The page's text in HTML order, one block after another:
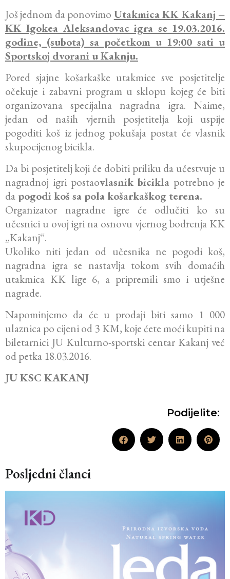
Još jednom da ponovimo Utakmica KK Kakanj –
KK Igokea Aleksandovac igra se 19.03.2016.
godine, (subota) sa početkom u 19:00 sati u
Sportskoj dvorani u Kaknju.
Pored sjajne košarkaške utakmice sve posjetitelje
očekuje i zabavni program u sklopu kojeg će biti
organizovana specijalna nagradna igra. Naime,
jedan od naših vjernih posjetitelja koji uspije
pogoditi koš iz jednog pokušaja postat će vlasnik
skupocijenog bicikla.
Da bi posjetitelj koji će dobiti priliku da učestvuje u
nagradnoj igri postaovlasnik bicikla potrebno je
da pogodi koš sa pola košarkaškog terena.
Organizator nagradne igre će odlučiti ko su
učesnici u ovoj igri na osnovu vjernog bodrenja KK
„Kakanj“.
Ukoliko niti jedan od učesnika ne pogodi koš,
nagradna igra se nastavlja tokom svih domaćih
utakmica KK lige 6, a pripremili smo i utješne
nagrade.
Napominjemo da će u prodaji biti samo 1 000
ulaznica po cijeni od 3 KM, koje ćete moći kupiti na
biletarnici JU Kulturno-sportski centar Kakanj već
od petka 18.03.2016.
JU KSC KAKANJ
Podijelite:
Posljedni članci